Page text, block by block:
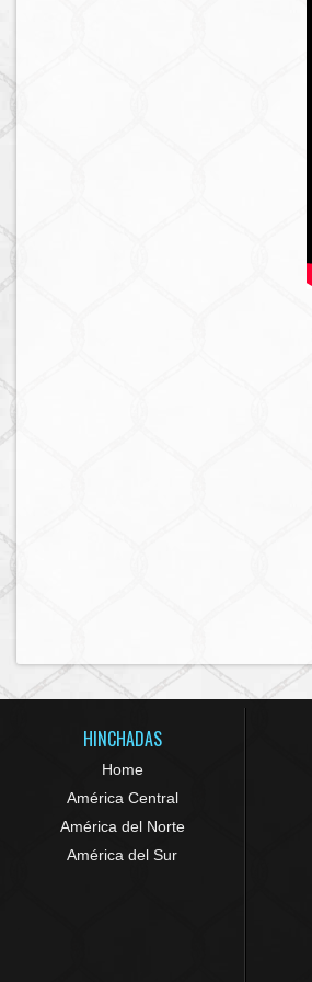
HINCHADAS
Home
América Central
América del Norte
América del Sur